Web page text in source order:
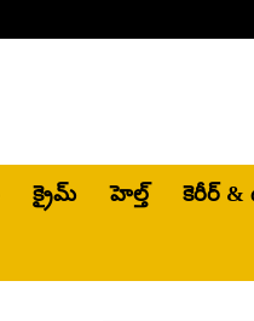
క్రైమ్ హెల్త్‌ కెరీర్ &